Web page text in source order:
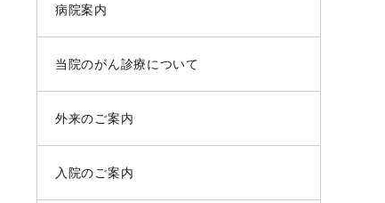
病院案内
当院のがん診療について
外来のご案内
入院のご案内